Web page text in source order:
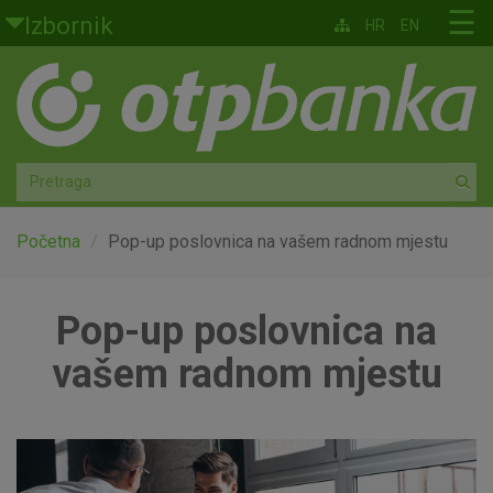
Skoči na glavni sadržaj
Izbornik
Građani
Privatno bankarstvo
Agro
Mala poduzeća i obrtnici
Globalna tržišta
O nama
☰
HR EN
Početna Pop-up poslovnica na vašem radnom mjestu
Pop-up poslovnica na
vašem radnom mjestu